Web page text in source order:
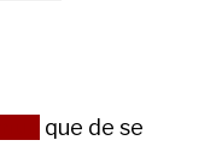
que de se